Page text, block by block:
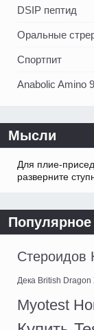
DSIP пептид
Оральные
Спортпит
Anabolic Amino
Мысли
Для плие-
разверните
Популярное
Стероидов
Дека British
Myotest